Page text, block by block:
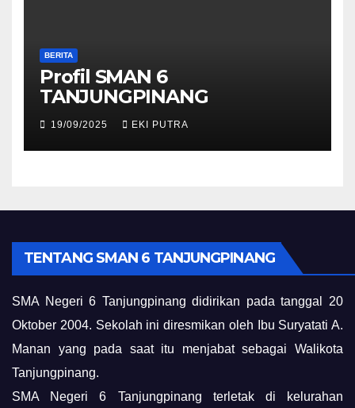
BERITA
Profil SMAN 6
TANJUNGPINANG
19/09/2025 EKI PUTRA
TENTANG SMAN 6 TANJUNGPINANG
SMA Negeri 6 Tanjungpinang didirikan pada tanggal 20
Oktober 2004. Sekolah ini diresmikan oleh Ibu Suryatati A.
Manan yang pada saat itu menjabat sebagai Walikota
Tanjungpinang.
SMA Negeri 6 Tanjungpinang terletak di kelurahan